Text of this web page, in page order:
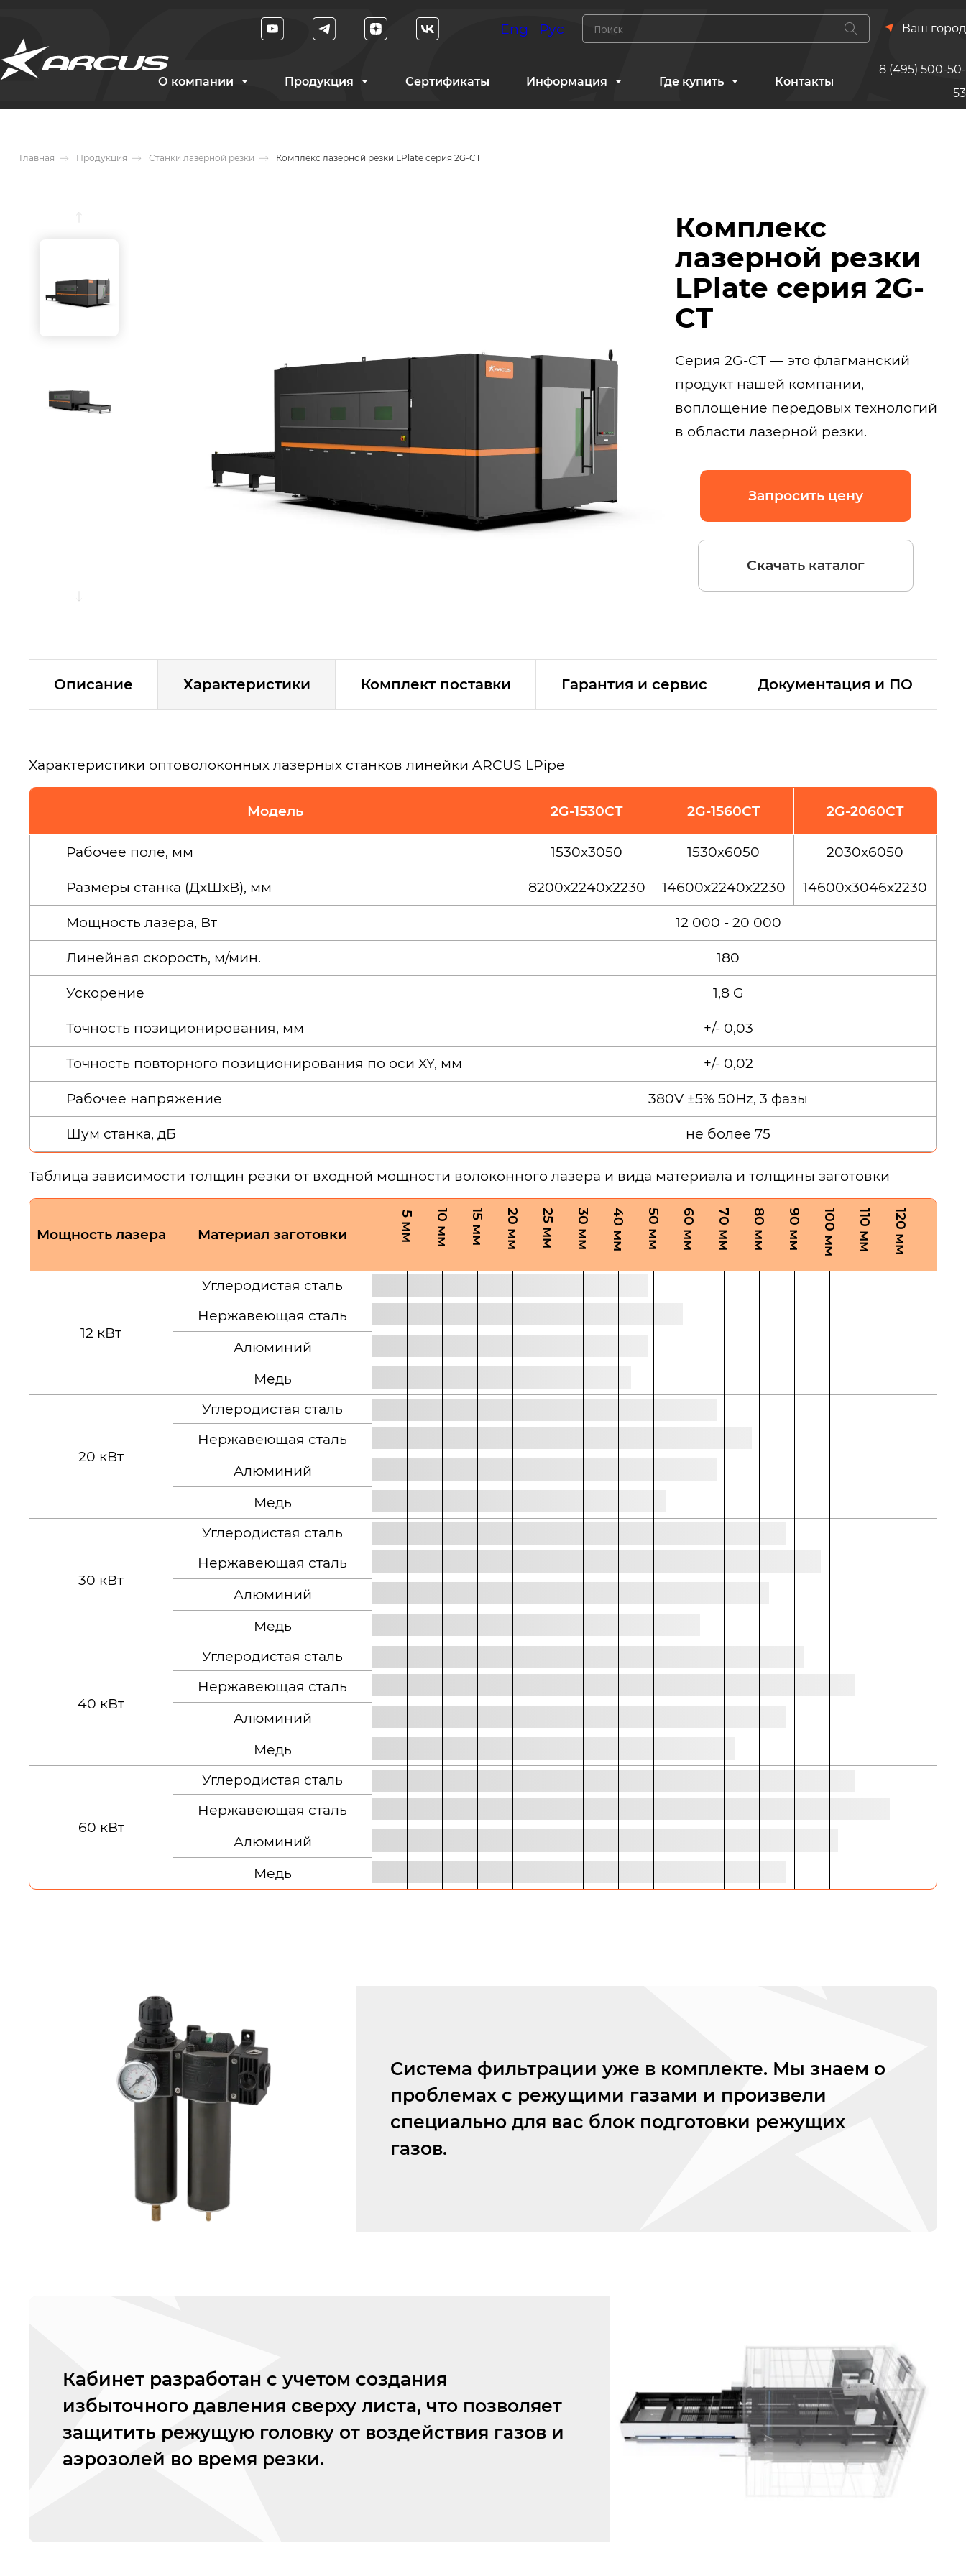
Eng Рус Ваш город
О компании Продукция Сертификаты Информация Где купить Контакты
8 (495) 500-50-
53
Главная Продукция Станки лазерной резки Комплекс лазерной резки LPlate серия 2G-CT
Комплекс
лазерной резки
LPlate серия 2G-
CT
Серия 2G-CT — это флагманский
продукт нашей компании,
воплощение передовых технологий
в области лазерной резки.
Запросить цену
Скачать каталог
Описание Характеристики Комплект поставки Гарантия и сервис Документация и ПО
Характеристики оптоволоконных лазерных станков линейки ARCUS LPipe
Модель 2G-1530СT 2G-1560СT 2G-2060СT
Рабочее поле, мм 1530х3050 1530х6050 2030х6050
Размеры станка (ДхШхВ), мм 8200х2240х2230 14600х2240х2230 14600х3046х2230
Мощность лазера, Вт 12 000 - 20 000
Линейная скорость, м/мин. 180
Ускорение 1,8 G
Точность позиционирования, мм +/- 0,03
Точность повторного позиционирования по оси XY, мм +/- 0,02
Рабочее напряжение 380V ±5% 50Hz, 3 фазы
Шум станка, дБ не более 75
Таблица зависимости толщин резки от входной мощности волоконного лазера и вида материала и толщины заготовки
Мощность лазера Материал заготовки
12 кВт
Углеродистая сталь
Нержавеющая сталь
Алюминий
Медь
20 кВт
Углеродистая сталь
Нержавеющая сталь
Алюминий
Медь
30 кВт
Углеродистая сталь
Нержавеющая сталь
Алюминий
Медь
40 кВт
Углеродистая сталь
Нержавеющая сталь
Алюминий
Медь
60 кВт
Углеродистая сталь
Нержавеющая сталь
Алюминий
Медь
Система фильтрации уже в комплекте. Мы знаем о
проблемах с режущими газами и произвели
специально для вас блок подготовки режущих
газов.
Кабинет разработан с учетом создания
избыточного давления сверху листа, что позволяет
защитить режущую головку от воздействия газов и
аэрозолей во время резки.